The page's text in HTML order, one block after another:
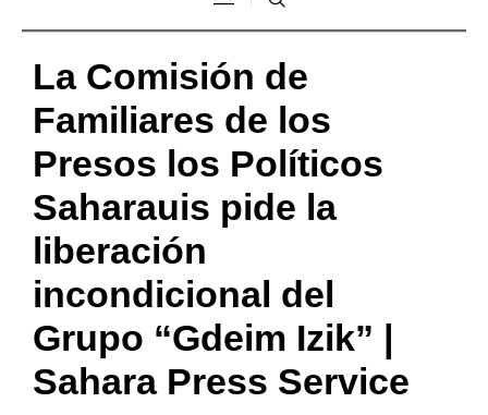
La Comisión de
Familiares de los
Presos los Políticos
Saharauis pide la
liberación
incondicional del
Grupo “Gdeim Izik” |
Sahara Press Service